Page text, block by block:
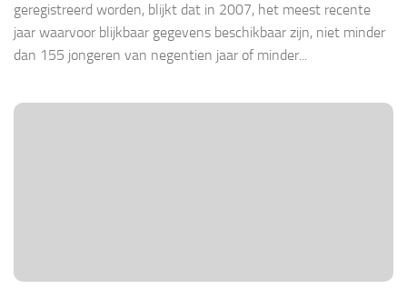
geregistreerd worden, blijkt dat in 2007, het meest recente
jaar waarvoor blijkbaar gegevens beschikbaar zijn, niet minder
dan 155 jongeren van negentien jaar of minder...